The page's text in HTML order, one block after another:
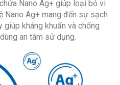
Nano Ag+ giúp loại bỏ vi
Nano Ag+ mang đến sự sạch
giúp kháng khuẩn và chống
an tâm sử dụng.